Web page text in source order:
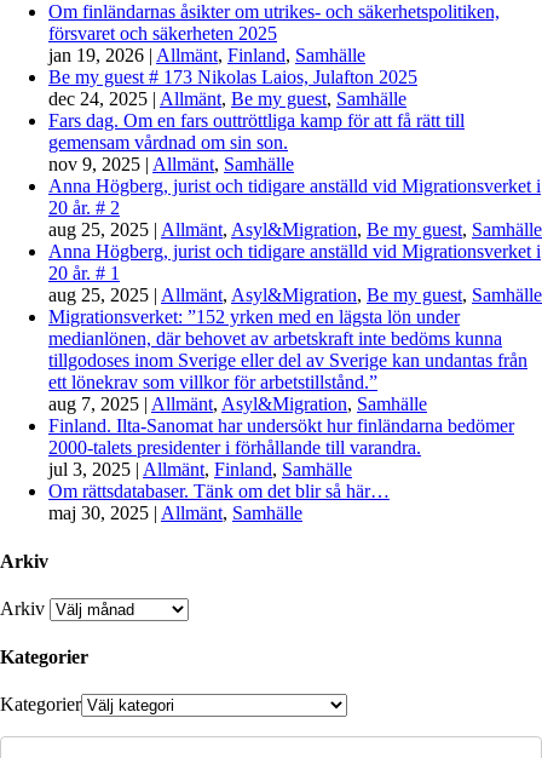
Om finländarnas åsikter om utrikes- och säkerhetspolitiken,
försvaret och säkerheten 2025
jan 19, 2026 | Allmänt, Finland, Samhälle
Be my guest # 173 Nikolas Laios, Julafton 2025
dec 24, 2025 | Allmänt, Be my guest, Samhälle
Fars dag. Om en fars outtröttliga kamp för att få rätt till
gemensam vårdnad om sin son.
nov 9, 2025 | Allmänt, Samhälle
Anna Högberg, jurist och tidigare anställd vid Migrationsverket i
20 år. # 2
aug 25, 2025 | Allmänt, Asyl&Migration, Be my guest, Samhälle
Anna Högberg, jurist och tidigare anställd vid Migrationsverket i
20 år. # 1
aug 25, 2025 | Allmänt, Asyl&Migration, Be my guest, Samhälle
Migrationsverket: ”152 yrken med en lägsta lön under
medianlönen, där behovet av arbetskraft inte bedöms kunna
tillgodoses inom Sverige eller del av Sverige kan undantas från
ett lönekrav som villkor för arbetstillstånd.”
aug 7, 2025 | Allmänt, Asyl&Migration, Samhälle
Finland. Ilta-Sanomat har undersökt hur finländarna bedömer
2000-talets presidenter i förhållande till varandra.
jul 3, 2025 | Allmänt, Finland, Samhälle
Om rättsdatabaser. Tänk om det blir så här…
maj 30, 2025 | Allmänt, Samhälle
Arkiv
Arkiv
Kategorier
Kategorier